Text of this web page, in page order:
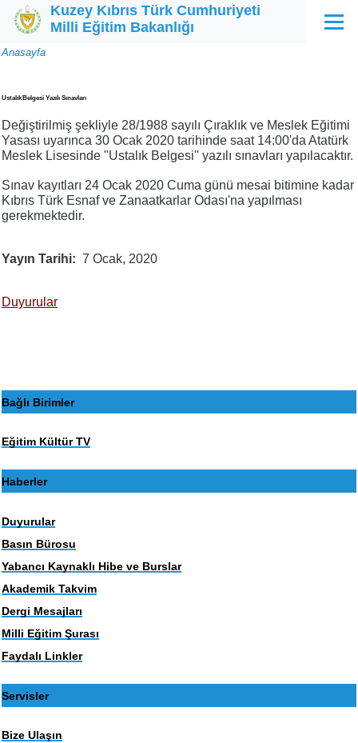
Ana içeriğe atla
Kuzey Kıbrıs Türk Cumhuriyeti
Milli Eğitim Bakanlığı
Menü
Sayfa
Anasayfa
Ustalık Belgesi Yazılı Sınavları
Değiştirilmiş şekliyle 28/1988 sayılı Çıraklık ve Meslek Eğitimi
Yasası uyarınca 30 Ocak 2020 tarihinde saat 14:00'da Atatürk
Meslek Lisesinde "Ustalık Belgesi'' yazılı sınavları yapılacaktır.
Sınav kayıtları 24 Ocak 2020 Cuma günü mesai bitimine kadar
Kıbrıs Türk Esnaf ve Zanaatkarlar Odası'na yapılması
gerekmektedir.
Yayın Tarihi 7 Ocak, 2020
Duyurular
Bağlı Birimler
Eğitim Kültür TV
Haberler
Duyurular
Basın Bürosu
Yabancı Kaynaklı Hibe ve Burslar
Akademik Takvim
Dergi Mesajları
Milli Eğitim Şurası
Faydalı Linkler
Servisler
Bize Ulaşın